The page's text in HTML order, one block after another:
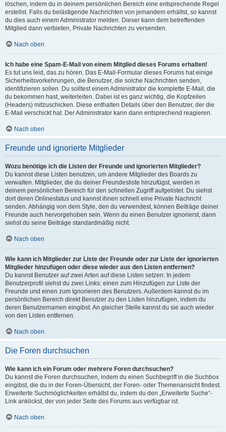
löschen, indem du in deinem persönlichen Bereich eine entsprechende Regel
erstellst. Falls du belästigende Nachrichten von jemandem erhältst, so kannst
du dies auch einem Administrator melden. Dieser kann dem betreffenden
Mitglied dann verbieten, Private Nachrichten zu versenden.
Nach oben
Ich habe eine Spam-E-Mail von einem Mitglied dieses Forums erhalten!
Es tut uns leid, das zu hören. Das E-Mail-Formular dieses Forums hat einige
Sicherheitsvorkehrungen, die Benutzer, die solche Nachrichten senden,
identifizieren sollen. Du solltest einem Administrator die komplette E-Mail, die
du bekommen hast, weiterleiten. Dabei ist es ganz wichtig, die Kopfzeilen
(Headers) mitzuschicken. Diese enthalten Details über den Benutzer, der die
E-Mail verschickt hat. Der Administrator kann dann entsprechend reagieren.
Nach oben
Freunde und ignorierte Mitglieder
Wozu benötige ich die Listen der Freunde und ignorierten Mitglieder?
Du kannst diese Listen benutzen, um andere Mitglieder des Boards zu
verwalten. Mitglieder, die du deiner Freundesliste hinzufügst, werden in
deinem persönlichen Bereich für den schnellen Zugriff aufgelistet. Du siehst
dort deren Onlinestatus und kannst ihnen schnell eine Private Nachricht
senden. Abhängig von dem Style, den du verwendest, können Beiträge deiner
Freunde auch hervorgehoben sein. Wenn du einen Benutzer ignorierst, dann
siehst du seine Beiträge standardmäßig nicht.
Nach oben
Wie kann ich Mitglieder zur Liste der Freunde oder zur Liste der ignorierten
Mitglieder hinzufügen oder diese wieder aus den Listen entfernen?
Du kannst Benutzer auf zwei Arten auf diese Listen setzen: In jedem
Benutzerprofil siehst du zwei Links: einen zum Hinzufügen zur Liste der
Freunde und einen zum Ignorieren des Benutzers. Außerdem kannst du im
persönlichen Bereich direkt Benutzer zu den Listen hinzufügen, indem du
deren Benutzernamen eingibst. An gleicher Stelle kannst du sie auch wieder
von den Listen entfernen.
Nach oben
Die Foren durchsuchen
Wie kann ich ein Forum oder mehrere Foren durchsuchen?
Du kannst die Foren durchsuchen, indem du einen Suchbegriff in die Suchbox
eingibst, die du in der Foren-Übersicht, der Foren- oder Themenansicht findest.
Erweiterte Suchmöglichkeiten erhältst du, indem du den „Erweiterte Suche“-
Link anklickst, der von jeder Seite des Forums aus verfügbar ist.
Nach oben